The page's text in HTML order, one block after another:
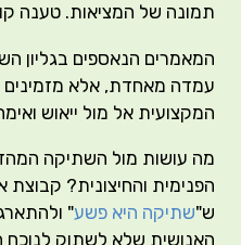
תמונה של המציאות. טענה
המאמרים הנאספים בגליון
עמדה מאחדת, אלא מזמינים
המקצועית אל מול ייאוש
מה עושות מול השתיקה
הפנימית והחיצונית?
ש"שתיקה היא פשע"
האנושית שלא לשתוק לנוכח